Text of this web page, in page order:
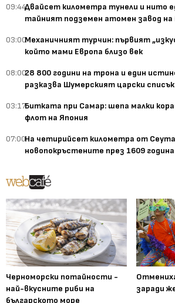
09:44Двайсет километра тунели и нито
тайният подземен атомен завод на
03:00Механичният турчин: първият
който мами Европа близо век
08:0028 800 години на трона и един
разказва Шумерският царски списък
03:17Битката при Самар: шепа малки
флот на Япония
07:00На четирийсет километра от
новопокръстените през 1609 година
Черноморски потайности -
най-вкусните риби на
българското море
заради